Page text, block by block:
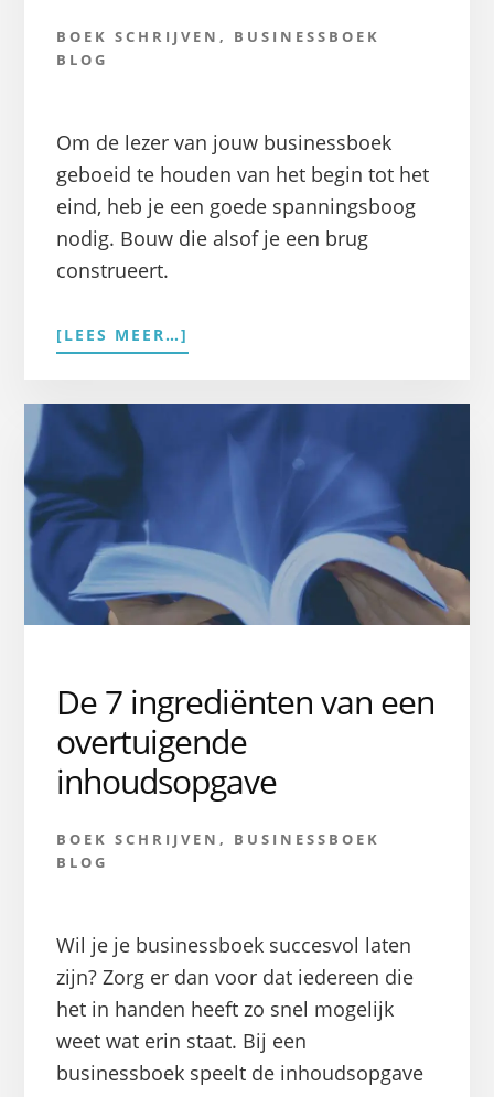
BOEK SCHRIJVEN , BUSINESSBOEK
BLOG
Om de lezer van jouw businessboek
geboeid te houden van het begin tot het
eind, heb je een goede spanningsboog
nodig. Bouw die alsof je een brug
construeert.
[LEES MEER…]
BOUW
EEN
VOOR
De 7 ingrediënten van een
overtuigende
inhoudsopgave
BOEK SCHRIJVEN , BUSINESSBOEK
BLOG
Wil je je businessboek succesvol laten
zijn? Zorg er dan voor dat iedereen die
het in handen heeft zo snel mogelijk
weet wat erin staat. Bij een
businessboek speelt de inhoudsopgave